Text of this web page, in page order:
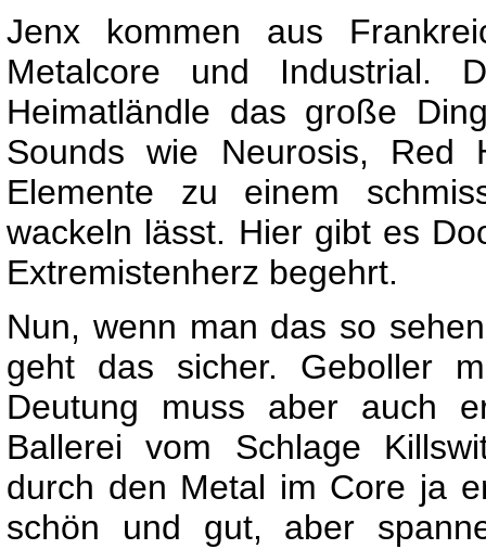
Jenx kommen aus
Metalcore und Industrial.
Heimatländle das große
Sounds wie Neurosis, Red
Elemente zu einem
wackeln lässt. Hier gibt es
Extremistenherz begehrt.
Nun, wenn man das so
geht das sicher. Geboller
Deutung muss aber auch
Ballerei vom Schlage
durch den Metal im Core ja
schön und gut, aber